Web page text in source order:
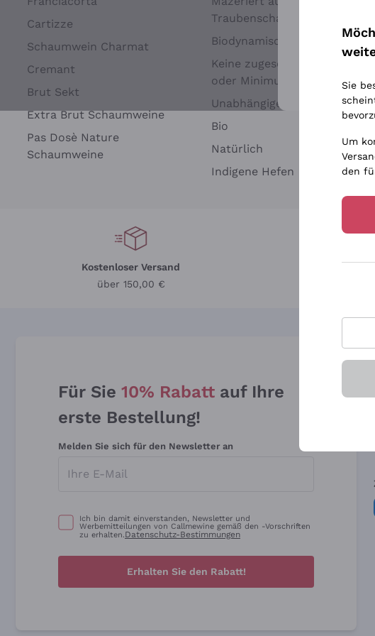
Cartizze
Schaumwein Charmat
Cremant
Brut Sekt
Extra Brut Schaumweine
Pas Dosè Nature
Schaumweine
Traubenschalen
Biodynamisch
Keine zugesetzten Sulfite
oder Minimum
Unabhängige Weinbauern
Bio
Natürlich
Indigene Hefen
Kostenloser Versand
über 150,00 €
Für Sie 10% Rabatt auf Ihre
erste Bestellung!
Melden Sie sich für den Newsletter an
Ich bin damit einverstanden, Newsletter und
Werbemitteilungen von Callmewine gemäß den -Vorschriften
zu erhalten.Datenschutz-Bestimmungen
Erhalten Sie den Rabatt!
Weitere
Sie
Um
den